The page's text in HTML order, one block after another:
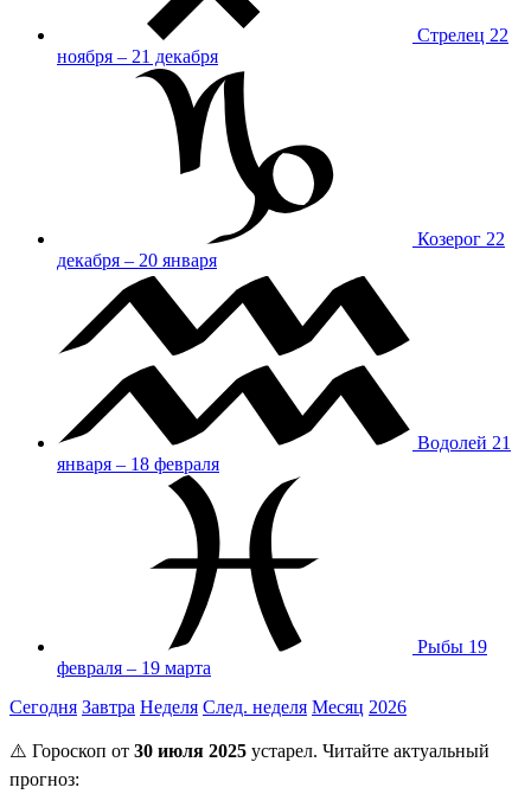
Стрелец 22
ноября – 21 декабря
Козерог 22
декабря – 20 января
Водолей 21
января – 18 февраля
Рыбы 19
февраля – 19 марта
Сегодня Завтра Неделя След. неделя Месяц 2026
⚠️ Гороскоп от 30 июля 2025 устарел. Читайте актуальный
прогноз: